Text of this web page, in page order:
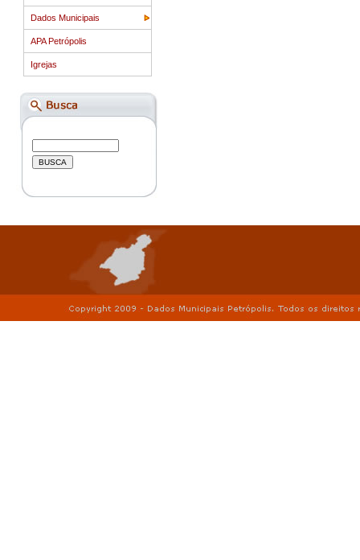
Dados Municipais
APA Petrópolis
Igrejas